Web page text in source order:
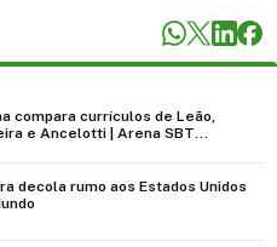
compara currículos de Leão,
e Ancelotti | Arena SBT
decola rumo aos Estados Unidos